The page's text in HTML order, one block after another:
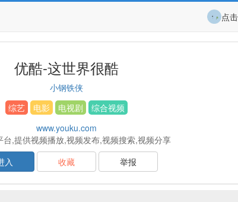
点
优酷-这世界很酷
小钢铁侠
综艺
电影 电视剧
综合视频
www.youku.com
台,提供视频播放,视频发布,视频搜索,视频分享
入
收藏 举报